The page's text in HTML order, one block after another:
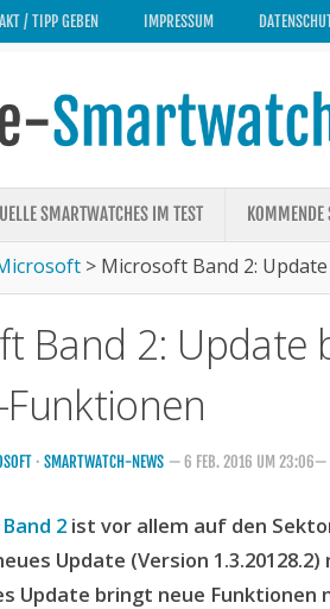
/ TIPP GEBEN IMPRESSUM
SMARTWATCHES IM TEST KOMMENDE
> Microsoft Band 2:
Band 2: Update
· SMARTWATCH-NEWS — 6 FEB. 2016 UM 23:06—
2 ist vor allem auf den
Update (Version
Update bringt neue Funktionen